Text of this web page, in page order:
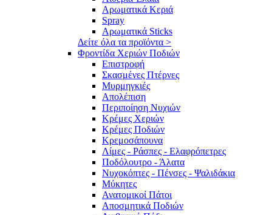
Αρωματικά Κεριά
Spray
Αρωματικά Sticks
Δείτε όλα τα προϊόντα >
Φροντίδα Χεριών Ποδιών
Επιστροφή
Σκασμένες Πτέρνες
Μυρμηγκιές
Απολέπιση
Περιποίηση Νυχιών
Κρέμες Χεριών
Κρέμες Ποδιών
Κρεμοσάπουνα
Λίμες - Ράσπες - Ελαφρόπετρες
Ποδόλουτρο - Άλατα
Νυχοκόπτες - Πένσες - Ψαλιδάκια
Μύκητες
Ανατομικοί Πάτοι
Αποσμητικά Ποδιών